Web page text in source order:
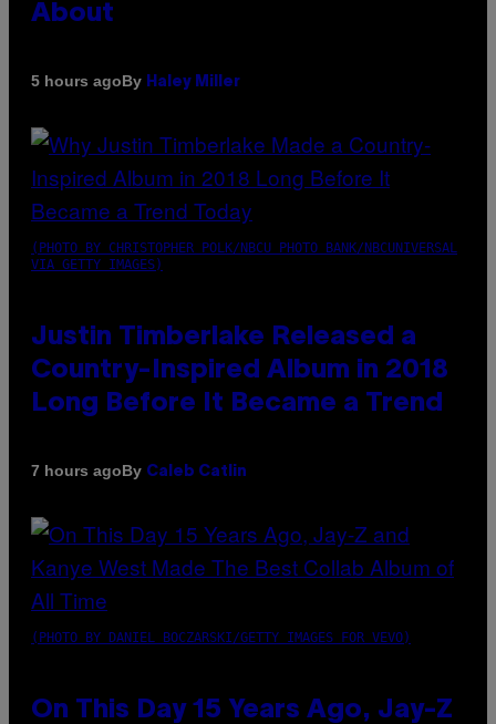
About
5 hours agoBy Haley Miller
(PHOTO BY CHRISTOPHER POLK/NBCU PHOTO BANK/NBCUNIVERSAL
VIA GETTY IMAGES)
Justin Timberlake Released a
Country-Inspired Album in 2018
Long Before It Became a Trend
7 hours agoBy Caleb Catlin
(PHOTO BY DANIEL BOCZARSKI/GETTY IMAGES FOR VEVO)
On This Day 15 Years Ago, Jay-Z